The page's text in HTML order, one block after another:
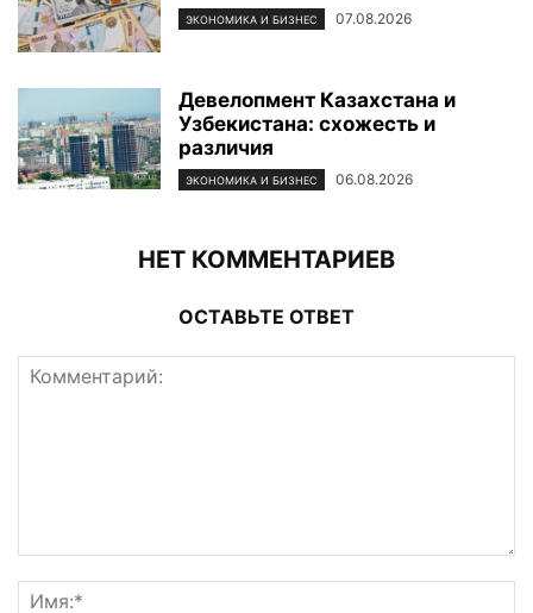
ЭКОНОМИКА И БИЗНЕС 07.08.2026
Девелопмент Казахстана и
Узбекистана: схожесть и
различия
ЭКОНОМИКА И БИЗНЕС 06.08.2026
НЕТ КОММЕНТАРИЕВ
ОСТАВЬТЕ ОТВЕТ